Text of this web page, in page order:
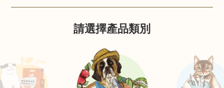
請選擇產品類別